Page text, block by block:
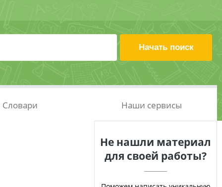
Словари Наши сервисы
Не нашли материал
для своей работы?